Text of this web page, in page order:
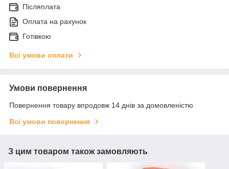
Післяплата
Оплата на рахунок
Готівкою
Всі умови оплати
Умови повернення
Повернення товару впродовж 14 днів за домовленістю
Всі умови повернення
З цим товаром також замовляють